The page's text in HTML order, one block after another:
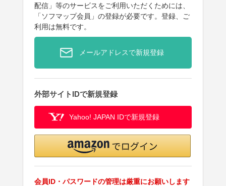
配信」等のサービスをご利用いただくためには、
「ソフマップ会員」の登録が必要です。登録、ご
利用は無料です。
メールアドレスで新規登録
外部サイトIDで新規登録
Yahoo! JAPAN IDで新規登録
会員ID・パスワードの管理は厳重にお願いします